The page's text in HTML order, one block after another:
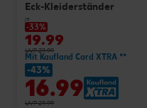
Eck-Kleiderständer
je
-33%
19.99
UVP 29.99
Mit Kaufland Card XTRA **
-43%
16.99
UVP 29.99